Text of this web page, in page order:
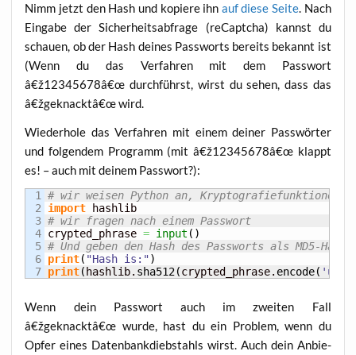
Nimm jetzt den Hash und kopie­re ihn auf die­se Sei­te. Nach
Ein­ga­be der Sicher­heits­ab­fra­ge (reCaptcha) kannst du
schau­en, ob der Hash dei­nes Pass­worts bereits bekannt ist
(Wenn du das Ver­fah­ren mit dem Pass­wort
â€ž12345678â€œ durch­führst, wirst du sehen, dass das
â€žgeknacktâ€œ wird.
Wie­der­ho­le das Ver­fah­ren mit einem dei­ner Pass­wör­ter
und fol­gen­dem Pro­gramm (mit â€ž12345678â€œ klappt
es! – auch mit dei­nem Passwort?):
1
2
3
4
5
6
# wir weisen Python an, Kryptografiefunktionen
import
# wir fragen nach einem Passwort
crypted_phrase = input ( )
# Und geben den Hash des Passworts als MD5-Hash
print( "Hash is:")
print( hashlib. sha512(crypted_phrase. encode( 'utf-
Wenn dein Pass­wort auch im zwei­ten Fall
â€žgeknacktâ€œ wur­de, hast du ein Pro­blem, wenn du
Opfer eines Daten­bank­dieb­stahls wirst. Auch dein Anbie­